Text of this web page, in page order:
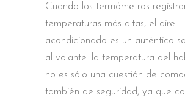
Cuando los termómetros
temperaturas más altas, el aire
acondicionado es un auténtico
al volante: la temperatura del
no es sólo una cuestión de
también de seguridad, ya que